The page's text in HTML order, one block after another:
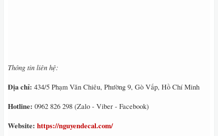
Thông tin liên hệ:
Địa chỉ: 434/5 Phạm Văn Chiêu, Phường 9, Gò Vấp, Hồ Chí Minh
Hotline: 0962 826 298 (Zalo - Viber - Facebook)
Website: https://nguyendecal.com/